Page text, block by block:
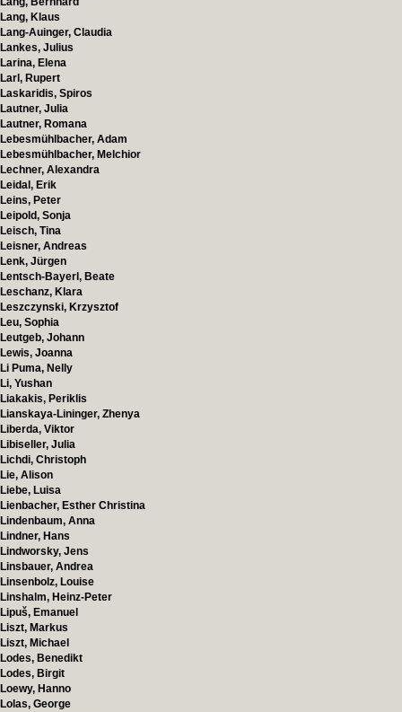
Lang, Klaus
Lang-Auinger, Claudia
Lankes, Julius
Larina, Elena
Larl, Rupert
Laskaridis, Spiros
Lautner, Julia
Lautner, Romana
Lebesmühlbacher, Adam
Lebesmühlbacher, Melchior
Lechner, Alexandra
Leidal, Erik
Leins, Peter
Leipold, Sonja
Leisch, Tina
Leisner, Andreas
Lenk, Jürgen
Lentsch-Bayerl, Beate
Leschanz, Klara
Leszczynski, Krzysztof
Leu, Sophia
Leutgeb, Johann
Lewis, Joanna
Li Puma, Nelly
Li, Yushan
Liakakis, Periklis
Lianskaya-Lininger, Zhenya
Liberda, Viktor
Libiseller, Julia
Lichdi, Christoph
Lie, Alison
Liebe, Luisa
Lienbacher, Esther Christina
Lindenbaum, Anna
Lindner, Hans
Lindworsky, Jens
Linsbauer, Andrea
Linsenbolz, Louise
Linshalm, Heinz-Peter
Lipuš, Emanuel
Liszt, Markus
Liszt, Michael
Lodes, Benedikt
Lodes, Birgit
Loewy, Hanno
Lolas, George